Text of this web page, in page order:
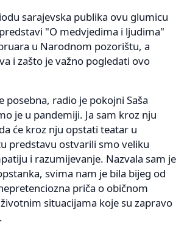
sarajevska publika ovu glumicu
"O medvjedima i ljudima"
u Narodnom pozorištu, a
i zašto je važno pogledati ovo
posebna, radio je pokojni Saša
je u pandemiji. Ja sam kroz nju
će kroz nju opstati teatar u
predstavu ostvarili smo veliku
i razumijevanje. Nazvala sam je
svima nam je bila bijeg od
priča o običnom
situacijama koje su zapravo